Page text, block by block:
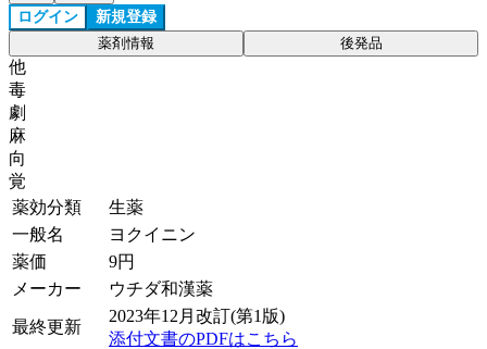
ログイン 新規登録
薬剤情報 後発品
他
毒
劇
麻
向
覚
薬効分類
生薬
一般名
ヨクイニン
薬価
9円
メーカー
ウチダ和漢薬
最終更新
2023年12月改訂(第1版)
添付文書のPDFはこちら